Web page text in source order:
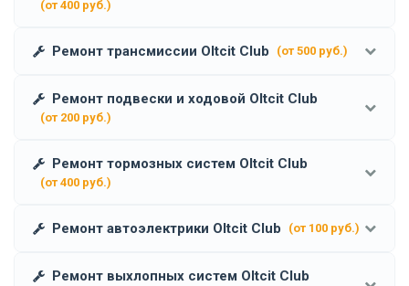
(от 400 руб.)
Ремонт трансмиссии Oltcit Club (от 500 руб.)
Ремонт подвески и ходовой Oltcit Club
(от 200 руб.)
Ремонт тормозных систем Oltcit Club
(от 400 руб.)
Ремонт автоэлектрики Oltcit Club (от 100 руб.)
Ремонт выхлопных систем Oltcit Club